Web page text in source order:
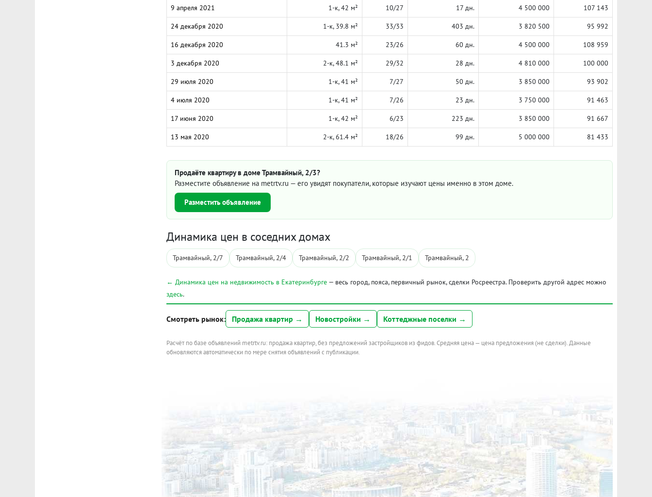
9 апреля 2021 1-к, 42 м² 10/27 17 дн. 4 500 000 107 143
24 декабря 2020 1-к, 39.8 м² 33/33 403 дн. 3 820 500 95 992
16 декабря 2020 41.3 м² 23/26 60 дн. 4 500 000 108 959
3 декабря 2020 2-к, 48.1 м² 29/32 28 дн. 4 810 000 100 000
29 июля 2020 1-к, 41 м² 7/27 50 дн. 3 850 000 93 902
4 июля 2020 1-к, 41 м² 7/26 23 дн. 3 750 000 91 463
17 июня 2020 1-к, 42 м² 6/23 223 дн. 3 850 000 91 667
13 мая 2020 2-к, 61.4 м² 18/26 99 дн. 5 000 000 81 433
Продаёте квартиру в доме Трамвайный, 2/3?
Разместите объявление на metrtv.ru — его увидят покупатели, которые изучают цены именно в этом доме.
Разместить объявление
Динамика цен в соседних домах
Трамвайный, 2/7 Трамвайный, 2/4 Трамвайный, 2/2 Трамвайный, 2/1 Трамвайный, 2
← Динамика цен на недвижимость в Екатеринбурге — весь город, пояса, первичный рынок, сделки Росреестра. Проверить другой адрес можно
здесь.
Смотреть рынок: Продажа квартир → Новостройки → Коттеджные поселки →
Расчёт по базе объявлений metrtv.ru: продажа квартир, без предложений застройщиков из фидов. Средняя цена — цена предложения (не сделки). Данные
обновляются автоматически по мере снятия объявлений с публикации.